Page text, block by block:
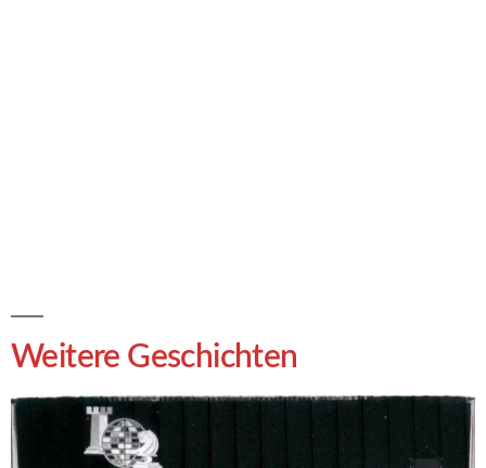
Weitere Geschichten